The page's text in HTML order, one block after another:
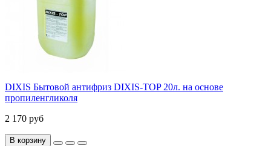
DIXIS Бытовой антифриз DIXIS-TOP 20л. на основе
пропиленгликоля
2 170 руб
В корзину